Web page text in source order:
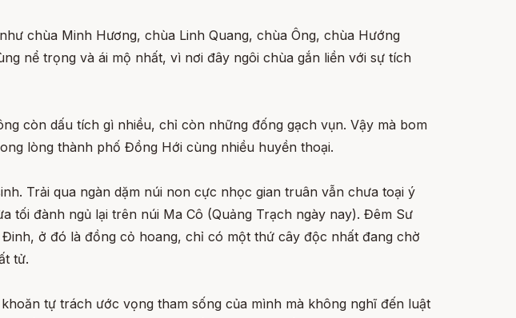
chùa Minh Hương, chùa Linh Quang, chùa Ông, chùa Hướng
nể trọng và ái mộ nhất, vì nơi đây ngôi chùa gắn liền với sự tích
còn dấu tích gì nhiều, chỉ còn những đống gạch vụn. Vậy mà bom
lòng thành phố Đồng Hới cùng nhiều huyền thoại.
Trải qua ngàn dặm núi non cực nhọc gian truân vẫn chưa toại ý
tối đành ngủ lại trên núi Ma Cô (Quảng Trạch ngày nay). Đêm Sư
ở đó là đồng cỏ hoang, chỉ có một thứ cây độc nhất đang chờ
tử.
tự trách ước vọng tham sống của mình mà không nghĩ đến luật